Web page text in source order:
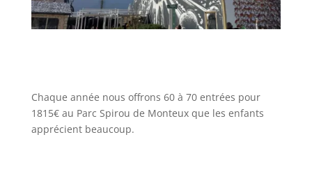
Chaque année nous offrons 60 à 70 entrées pour
1815€ au Parc Spirou de Monteux que les enfants
apprécient beaucoup.